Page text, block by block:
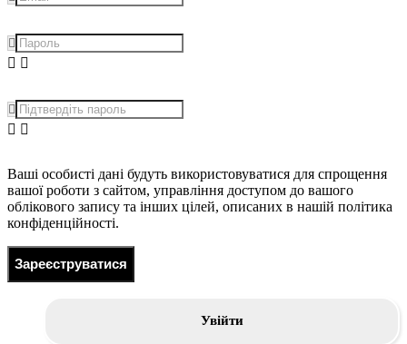
Ваші особисті дані будуть використовуватися для спрощення
вашої роботи з сайтом, управління доступом до вашого
облікового запису та інших цілей, описаних в нашій політика
конфіденційності.
Зареєструватися
Увійти